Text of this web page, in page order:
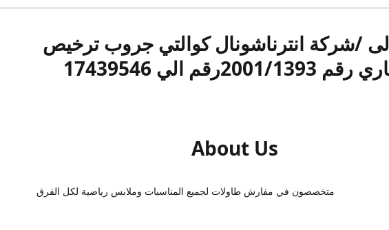
/شركة انترناشونال كوالتي جروب ترخيص
2001/1393رقم الي 17439546
About Us
متخصصون في مفارش طاولات لجميع المناسبات وملابس رياضية لكل الفرق